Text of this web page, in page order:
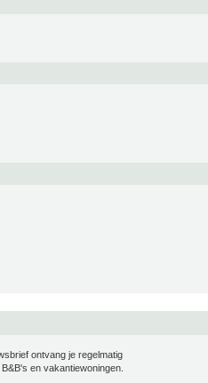
ontvang je regelmatig
en vakantiewoningen.